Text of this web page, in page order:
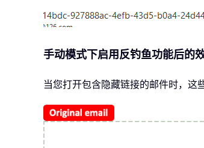
手动模式下启用反钓鱼功能后的效
当您打开包含隐藏链接的邮件时，这